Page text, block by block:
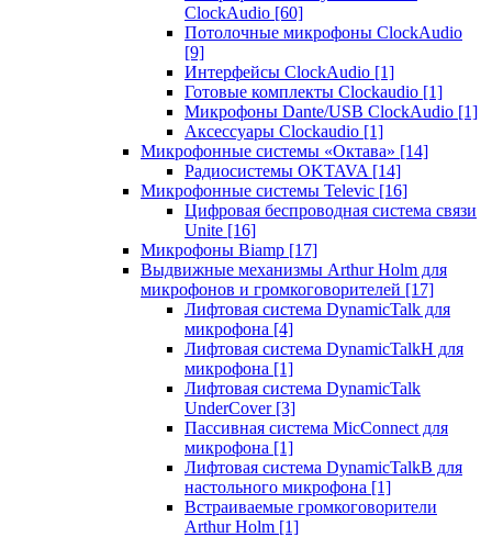
ClockAudio [60]
Потолочные микрофоны ClockAudio
[9]
Интерфейсы ClockAudio [1]
Готовые комплекты Clockaudio [1]
Микрофоны Dante/USB ClockAudio [1]
Аксессуары Clockaudio [1]
Микрофонные системы «Октава» [14]
Радиосистемы OKTAVA [14]
Микрофонные системы Televic [16]
Цифровая беспроводная система связи
Unite [16]
Микрофоны Biamp [17]
Выдвижные механизмы Arthur Holm для
микрофонов и громкоговорителей [17]
Лифтовая система DynamicTalk для
микрофона [4]
Лифтовая система DynamicTalkH для
микрофона [1]
Лифтовая система DynamicTalk
UnderCover [3]
Пассивная система MicConnect для
микрофона [1]
Лифтовая система DynamicTalkB для
настольного микрофона [1]
Встраиваемые громкоговорители
Arthur Holm [1]